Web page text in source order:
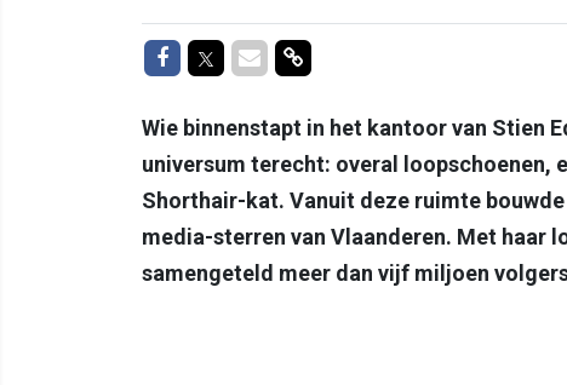
Delen op Facebook
Delen op Twitter
Delen via Mail
Delen via link
Wie binnenstapt in het kantoor van Stien
universum terecht: overal loopschoenen,
Shorthair-kat. Vanuit deze ruimte
media-sterren van Vlaanderen. Met haar
samengeteld meer dan vijf miljoen